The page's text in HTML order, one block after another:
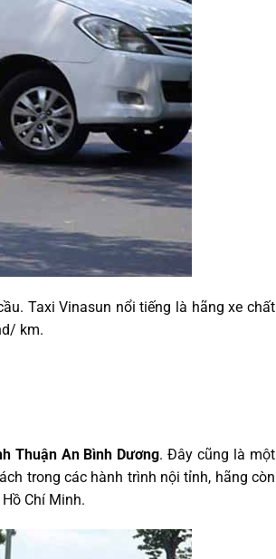
Taxi Vinasun nổi tiếng là hãng xe chất
km.
Thuận An Bình Dương. Đây cũng là một
trong các hành trình nội tỉnh, hãng còn
Chí Minh.